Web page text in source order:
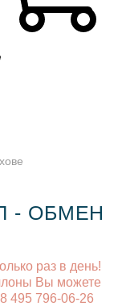
- ОБМЕН
раз в день!
Вы можете
495 796-06-26